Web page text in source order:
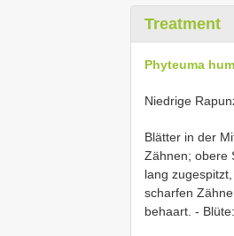
Treatment
Phyteuma
Niedrige
Blätter in der
Zähnen; obere
lang
scharfen
behaart. -